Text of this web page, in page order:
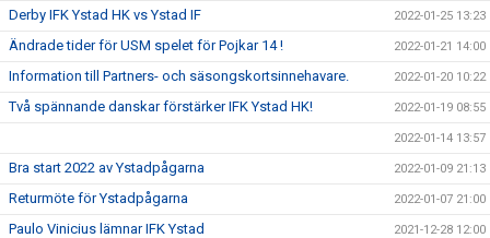
Derby IFK Ystad HK vs Ystad IF 2022-01-25 13:23
Ändrade tider för USM spelet för Pojkar 14 ! 2022-01-21 14:00
Information till Partners- och säsongskortsinnehavare. 2022-01-20 10:22
Två spännande danskar förstärker IFK Ystad HK! 2022-01-19 08:55
2022-01-14 13:57
Bra start 2022 av Ystadpågarna 2022-01-09 21:13
Returmöte för Ystadpågarna 2022-01-07 21:00
Paulo Vinicius lämnar IFK Ystad 2021-12-28 12:00